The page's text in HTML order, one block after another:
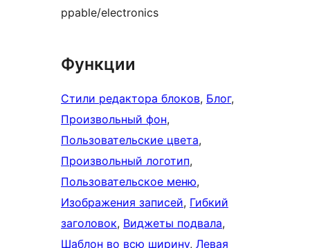
ppable/electronics
Функции
Стили редактора блоков, Блог
Произвольный фон
Пользовательские цвета
Произвольный логотип
Пользовательское меню
Изображения записей, Гибкий
заголовок, Виджеты подвала
Шаблон во всю ширину, Левая